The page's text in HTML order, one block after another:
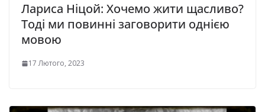
Лариса Ніцой: Хочемо жити щасливо?
Тоді ми повинні заговорити однією
мовою
17 Лютого, 2023